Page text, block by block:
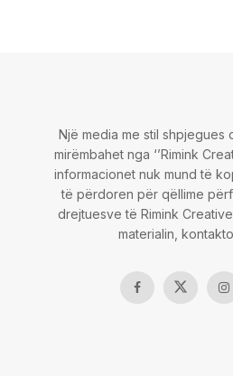
Një media me stil shpjegues
mirëmbahet nga ‘’Rimink
informacionet nuk mund të
të përdoren për qëllime
drejtuesve të Rimink
materialin,